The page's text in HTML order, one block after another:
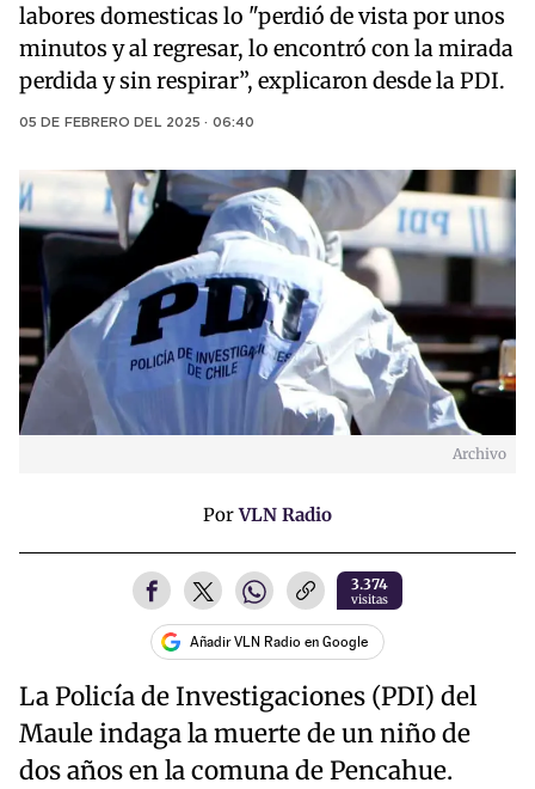
labores domesticas lo "perdió de vista por unos
minutos y al regresar, lo encontró con la mirada
perdida y sin respirar”, explicaron desde la PDI.
05 DE FEBRERO DEL 2025 · 06:40
Archivo
PorVLN Radio
3.374
visitas
Añadir VLN Radio en Google
La Policía de Investigaciones (PDI) del
Maule indaga la muerte de un niño de
dos años en la comuna de Pencahue.